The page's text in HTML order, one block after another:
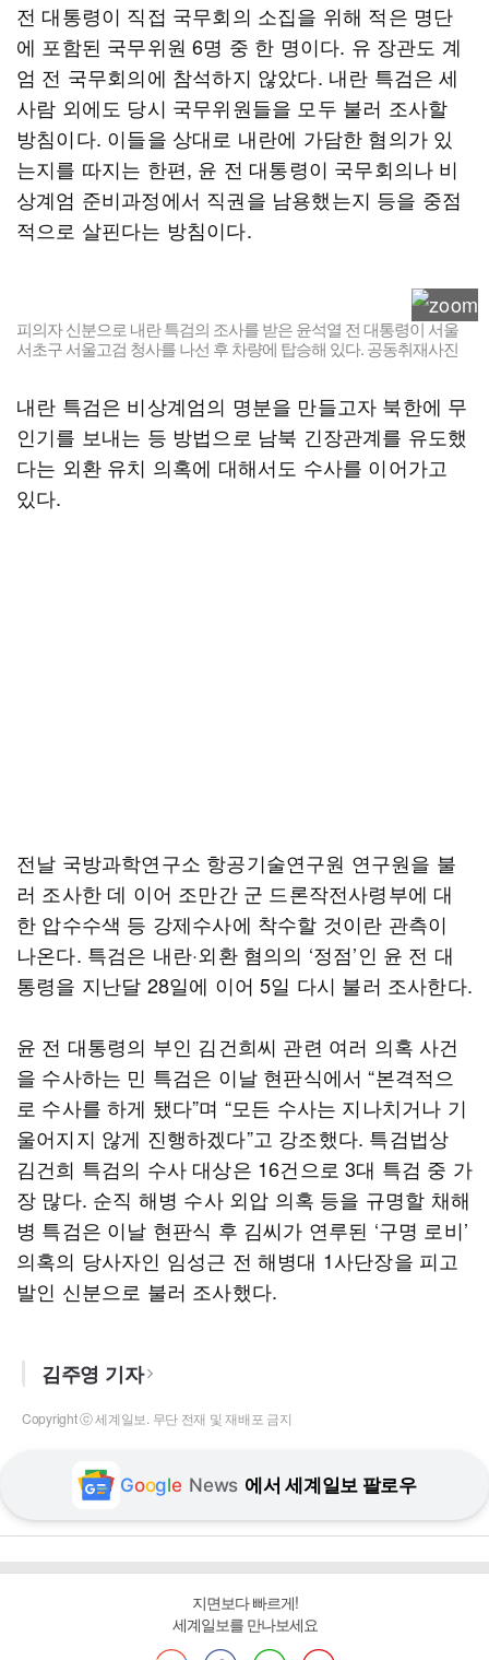
전 대통령이 직접 국무회의 소집을 위해 적은 명단
에 포함된 국무위원 6명 중 한 명이다. 유 장관도 계
엄 전 국무회의에 참석하지 않았다. 내란 특검은 세
사람 외에도 당시 국무위원들을 모두 불러 조사할
방침이다. 이들을 상대로 내란에 가담한 혐의가 있
는지를 따지는 한편, 윤 전 대통령이 국무회의나 비
상계엄 준비과정에서 직권을 남용했는지 등을 중점
적으로 살핀다는 방침이다.
피의자 신분으로 내란 특검의 조사를 받은 윤석열 전 대통령이 서울
서초구 서울고검 청사를 나선 후 차량에 탑승해 있다. 공동취재사진
내란 특검은 비상계엄의 명분을 만들고자 북한에 무
인기를 보내는 등 방법으로 남북 긴장관계를 유도했
다는 외환 유치 의혹에 대해서도 수사를 이어가고
있다.
전날 국방과학연구소 항공기술연구원 연구원을 불
러 조사한 데 이어 조만간 군 드론작전사령부에 대
한 압수수색 등 강제수사에 착수할 것이란 관측이
나온다. 특검은 내란·외환 혐의의 ‘정점’인 윤 전 대
통령을 지난달 28일에 이어 5일 다시 불러 조사한다.
윤 전 대통령의 부인 김건희씨 관련 여러 의혹 사건
을 수사하는 민 특검은 이날 현판식에서 “본격적으
로 수사를 하게 됐다”며 “모든 수사는 지나치거나 기
울어지지 않게 진행하겠다”고 강조했다. 특검법상
김건희 특검의 수사 대상은 16건으로 3대 특검 중 가
장 많다. 순직 해병 수사 외압 의혹 등을 규명할 채해
병 특검은 이날 현판식 후 김씨가 연루된 ‘구명 로비’
의혹의 당사자인 임성근 전 해병대 1사단장을 피고
발인 신분으로 불러 조사했다.
김주영 기자
Copyright ⓒ 세계일보. 무단 전재 및 재배포 금지
Google News 에서 세계일보 팔로우
지면보다 빠르게!
세계일보를 만나보세요